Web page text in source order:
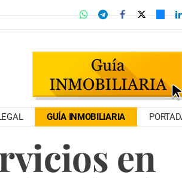
GUÍA INMOBILIARIA
en